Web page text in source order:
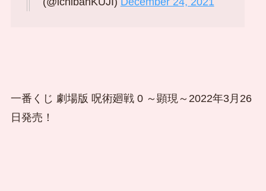
一番くじ 劇場版 呪術廻戦 0 ～顕現～2022年3月26
日発売！